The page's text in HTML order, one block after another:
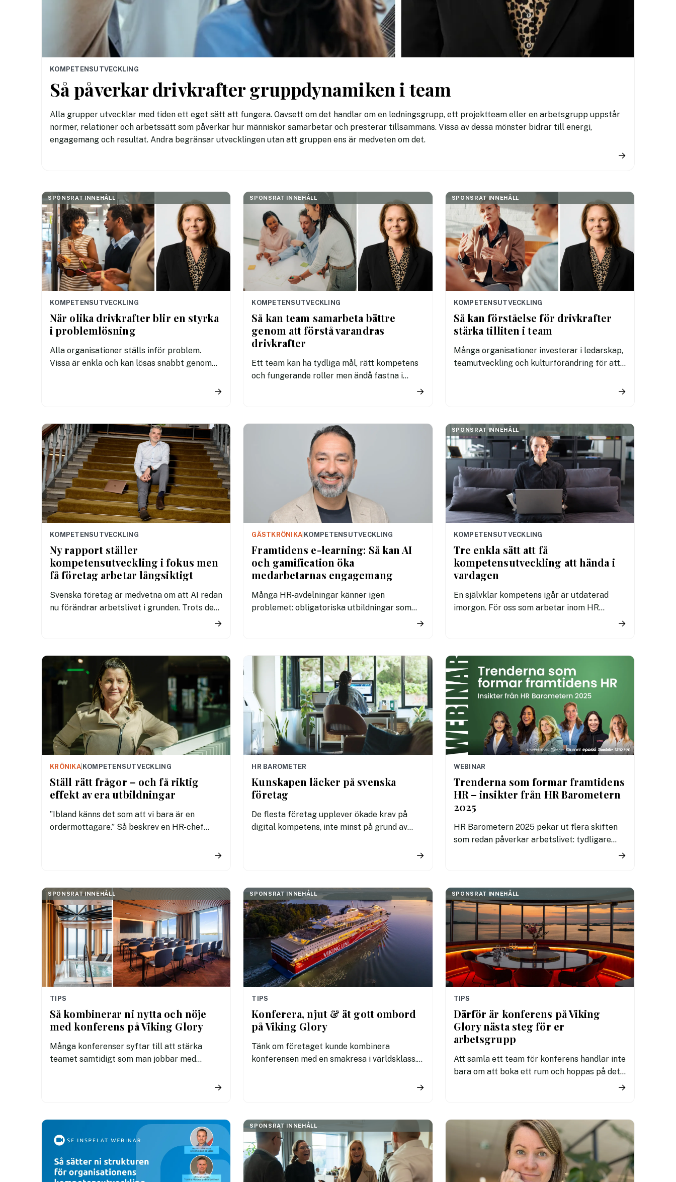
KOMPETENSUTVECKLING
Så påverkar drivkrafter gruppdynamiken i team
Alla grupper utvecklar med tiden ett eget sätt att fungera. Oavsett om det handlar om en ledningsgrupp, ett projektteam eller en arbetsgrupp uppstår
normer, relationer och arbetssätt som påverkar hur människor samarbetar och presterar tillsammans. Vissa av dessa mönster bidrar till energi,
engagemang och resultat. Andra begränsar utvecklingen utan att gruppen ens är medveten om det.
→
SPONSRAT INNEHÅLL
KOMPETENSUTVECKLING
När olika drivkrafter blir en styrka
i problemlösning
Alla organisationer ställs inför problem.
Vissa är enkla och kan lösas snabbt genom
→
SPONSRAT INNEHÅLL
KOMPETENSUTVECKLING
Så kan team samarbeta bättre
genom att förstå varandras
drivkrafter
Ett team kan ha tydliga mål, rätt kompetens
och fungerande roller men ändå fastna i
samarbetet. Ofta märks det i möten som inte
åt samma håll.
→
SPONSRAT INNEHÅLL
KOMPETENSUTVECKLING
Så kan förståelse för drivkrafter
stärka tilliten i team
Många organisationer investerar i ledarskap,
teamutveckling och kulturförändring för att
samarbetet.
→
KOMPETENSUTVECKLING
Ny rapport ställer
kompetensutveckling i fokus men
få företag arbetar långsiktigt
Svenska företag är medvetna om att AI redan
nu förändrar arbetslivet i grunden. Trots det
→
GÄSTKRÖNIKA KOMPETENSUTVECKLING
Framtidens e-learning: Så kan AI
och gamification öka
medarbetarnas engagemang
Många HR-avdelningar känner igen
problemet: obligatoriska utbildningar som
medarbetarna klickar sig igenom utan större
svag kunskapsöverföring och begränsad
effekt i verksamheten.
→
SPONSRAT INNEHÅLL
KOMPETENSUTVECKLING
Tre enkla sätt att få
kompetensutveckling att hända i
vardagen
En självklar kompetens igår är utdaterad
imorgon. För oss som arbetar inom HR
→
KRÖNIKA| KOMPETENSUTVECKLING
Ställ rätt frågor – och få riktig
effekt av era utbildningar
”Ibland känns det som att vi bara är en
ordermottagare.” Så beskrev en HR-chef
– ett varför.
→
HR BAROMETER
Kunskapen läcker på svenska
företag
De flesta företag upplever ökade krav på
digital kompetens, inte minst på grund av
Barometern 2025 för att ta del av en olycklig
trend.
→
WEBINAR
Trenderna som formar framtidens
HR – insikter från HR Barometern
2025
HR Barometern 2025 pekar ut flera skiften
som redan påverkar arbetslivet: tydligare
igenom vad siffrorna betyder i praktiken.
→
SPONSRAT INNEHÅLL
TIPS
Så kombinerar ni nytta och nöje
med konferens på Viking Glory
Många konferenser syftar till att stärka
teamet samtidigt som man jobbar med
Glory befinner sig alla deltagare tillsammans
avkoppling, matupplevelser och en unik
atmosfär som bidrar till både teamkänsla
och ny energi.
→
SPONSRAT INNEHÅLL
TIPS
Konferera, njut & ät gott ombord
på Viking Glory
Tänk om företaget kunde kombinera
konferensen med en smakresa i världsklass.
havslandet så får ni en smakrik och
minnesvärd upplevelse för livet.
→
SPONSRAT INNEHÅLL
TIPS
Därför är konferens på Viking
Glory nästa steg för er
arbetsgrupp
Att samla ett team för konferens handlar inte
bara om att boka ett rum och hoppas på det
miljön vara avgörande. Därför växer intresset
för konferenser till havs där Viking Glory är
premiumplatsen där det händer.
→
SPONSRAT INNEHÅLL